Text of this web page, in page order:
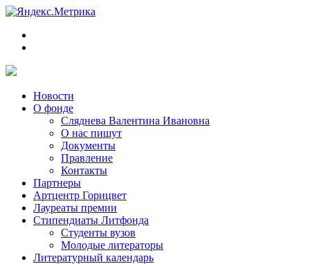
Новости
О фонде
Сляднева Валентина Ивановна
О нас пишут
Документы
Правление
Контакты
Партнеры
Артцентр Горицвет
Лауреаты премии
Стипендиаты Литфонда
Студенты вузов
Молодые литераторы
Литературный календарь